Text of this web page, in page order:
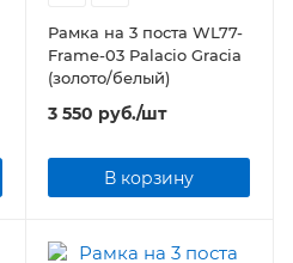
Рамка на 3 поста WL77-
Frame-03 Palacio Gracia
(золото/белый)
3 550 руб./шт
В корзину